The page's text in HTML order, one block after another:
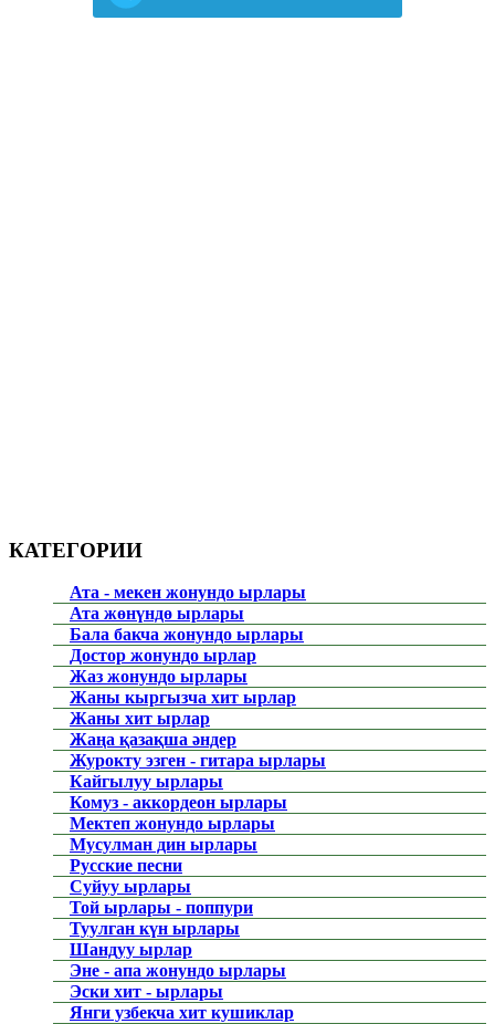
КАТЕГОРИИ
Ата - мекен жонундо ырлары
Ата жөнүндө ырлары
Бала бакча жонундо ырлары
Достор жонундо ырлар
Жаз жонундо ырлары
Жаны кыргызча хит ырлар
Жаны хит ырлар
Жаңа қазақша әндер
Журокту эзген - гитара ырлары
Кайгылуу ырлары
Комуз - аккордеон ырлары
Мектеп жонундо ырлары
Мусулман дин ырлары
Русские песни
Суйуу ырлары
Той ырлары - поппури
Туулган күн ырлары
Шандуу ырлар
Эне - апа жонундо ырлары
Эски хит - ырлары
Янги узбекча хит кушиклар